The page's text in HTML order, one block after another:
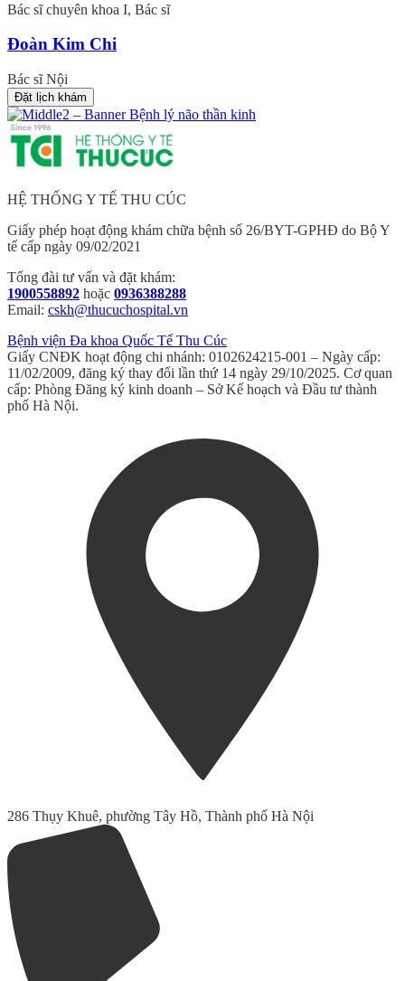
Bác sĩ chuyên khoa I, Bác sĩ
Đoàn Kim Chi
Bác sĩ Nội
Đặt lịch khám
HỆ THỐNG Y TẾ THU CÚC
Giấy phép hoạt động khám chữa bệnh số 26/BYT-GPHĐ do Bộ Y
tế cấp ngày 09/02/2021
Tổng đài tư vấn và đặt khám:
1900558892 hoặc 0936388288
Email: cskh@thucuchospital.vn
Bệnh viện Đa khoa Quốc Tế Thu Cúc
Giấy CNĐK hoạt động chi nhánh: 0102624215-001 – Ngày cấp:
11/02/2009, đăng ký thay đổi lần thứ 14 ngày 29/10/2025. Cơ quan
cấp: Phòng Đăng ký kinh doanh – Sở Kế hoạch và Đầu tư thành
phố Hà Nội.
286 Thụy Khuê, phường Tây Hồ, Thành phố Hà Nội